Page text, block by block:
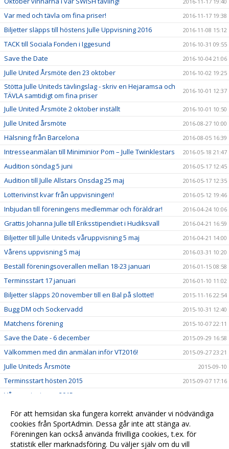
Var med och tävla om fina priser! 2016-11-17 19:38
Biljetter släpps till höstens Julle Uppvisning 2016 2016-11-08 15:12
TACK till Sociala Fonden i Iggesund 2016-10-31 09:55
Save the Date 2016-10-04 21:06
Julle United Årsmöte den 23 oktober 2016-10-02 19:25
Stötta Julle Uniteds tävlingslag - skriv en Hejaramsa och
TÄVLA samtidigt om fina priser
2016-10-01 12:37
Julle United Årsmöte 2 oktober inställt 2016-10-01 10:50
Julle United årsmöte 2016-08-27 10:00
Hälsning från Barcelona 2016-08-05 16:39
Intresseanmälan till Miniminior Pom – Julle Twinklestars 2016-05-18 21:47
Audition söndag 5 juni 2016-05-17 12:45
Audition till Julle Allstars Onsdag 25 maj 2016-05-17 12:35
Lotterivinst kvar från uppvisningen! 2016-05-12 19:46
Inbjudan till föreningens medlemmar och föräldrar! 2016-04-24 10:06
Grattis Johanna Julle till Eriksstipendiet i Hudiksvall 2016-04-21 16:59
Biljetter till Julle Uniteds våruppvisning 5 maj 2016-04-21 14:00
Vårens uppvisning 5 maj 2016-03-31 10:20
Beställ föreningsoverallen mellan 18-23 januari 2016-01-15 08:58
Terminsstart 17 januari 2016-01-10 11:02
Biljetter släpps 20 november till en Bal på slottet! 2015-11-16 22:54
Bugg DM och Sockervadd 2015-10-31 12:40
Matchens förening 2015-10-07 22:11
Save the Date - 6 december 2015-09-29 16:58
Välkommen med din anmälan inför VT2016! 2015-09-27 23:21
Julle Uniteds Årsmöte 2015-09-10
Terminsstart hösten 2015 2015-09-07 17:16
Våruppvisningen 2015
Höstuppvisning 2014 2014-11-30 13:28
Våruppvisningen 2014 2014-05-01 23:49
Höstuppvisning 2013 2013-11-15 23:50
För att hemsidan ska fungera korrekt använder vi nödvändiga
cookies från SportAdmin. Dessa går inte att stänga av.
Föreningen kan också använda frivilliga cookies, t.ex. för
statistik eller marknadsföring. Du väljer själv om du vill